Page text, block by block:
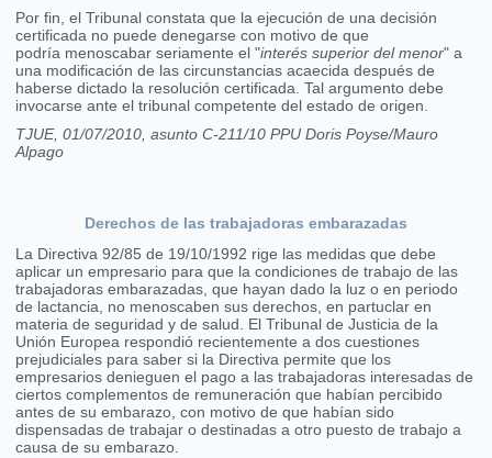
Por fin, el Tribunal constata que la ejecución de una decisión
certificada no puede denegarse con motivo de que
podría menoscabar seriamente el "interés superior del menor" a
una modificación de las circunstancias acaecida después de
haberse dictado la resolución certificada. Tal argumento debe
invocarse ante el tribunal competente del estado de origen.
TJUE, 01/07/2010, asunto C-211/10 PPU Doris Poyse/Mauro
Alpago
Derechos de las trabajadoras embarazadas
La Directiva 92/85 de 19/10/1992 rige las medidas que debe
aplicar un empresario para que la condiciones de trabajo de las
trabajadoras embarazadas, que hayan dado la luz o en periodo
de lactancia, no menoscaben sus derechos, en partuclar en
materia de seguridad y de salud. El Tribunal de Justicia de la
Unión Europea respondió recientemente a dos cuestiones
prejudiciales para saber si la Directiva permite que los
empresarios denieguen el pago a las trabajadoras interesadas de
ciertos complementos de remuneración que habían percibido
antes de su embarazo, con motivo de que habían sido
dispensadas de trabajar o destinadas a otro puesto de trabajo a
causa de su embarazo.